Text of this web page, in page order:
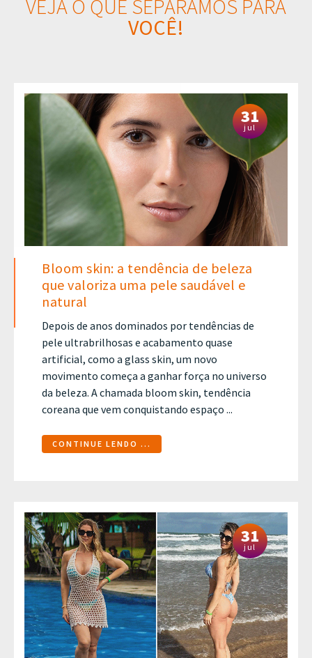
VEJA O QUE SEPARAMOS PARA
VOCÊ!
31
jul
Bloom skin: a tendência de beleza
que valoriza uma pele saudável e
natural
Depois de anos dominados por tendências de
pele ultrabrilhosas e acabamento quase
artificial, como a glass skin, um novo
movimento começa a ganhar força no universo
da beleza. A chamada bloom skin, tendência
coreana que vem conquistando espaço ...
CONTINUE LENDO ...
31
jul